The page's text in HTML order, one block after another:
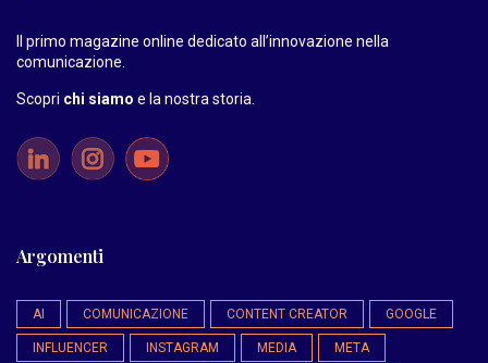
Il primo magazine online dedicato all’innovazione nella
comunicazione.
Scopri chi siamo e la nostra storia
Argomenti
AI COMUNICAZIONE CONTENT CREATOR GOOGLE
INFLUENCER INSTAGRAM MEDIA META